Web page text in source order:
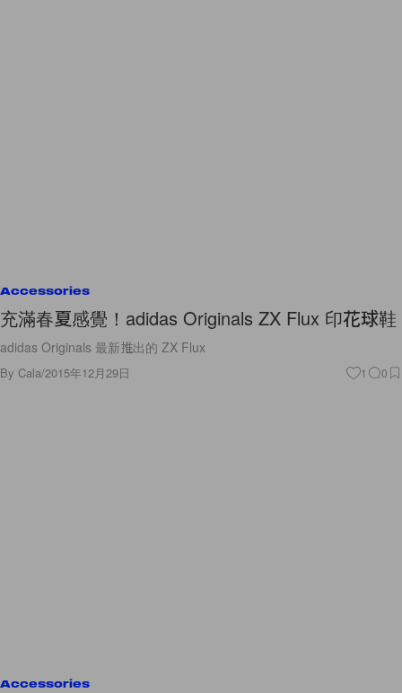
Accessories
充滿春夏感覺！adidas Originals ZX Flux 印花球鞋
adidas Originals 最新推出的 ZX Flux
By Cala/2015年12月29日 1 0
Accessories